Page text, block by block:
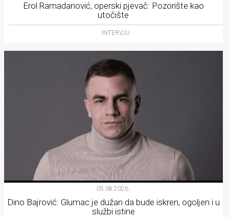
Erol Ramadanović, operski pjevač: Pozorište kao
utočište
INTERVJU
05.08.2026.
Dino Bajrović: Glumac je dužan da bude iskren, ogoljen i u
službi istine